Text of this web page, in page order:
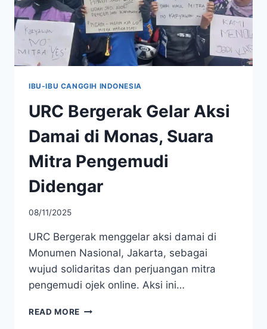
IBU-IBU CANGGIH INDONESIA
URC Bergerak Gelar Aksi
Damai di Monas, Suara
Mitra Pengemudi
Didengar
08/11/2025
URC Bergerak menggelar aksi damai di
Monumen Nasional, Jakarta, sebagai
wujud solidaritas dan perjuangan mitra
pengemudi ojek online. Aksi ini…
READ MORE URC